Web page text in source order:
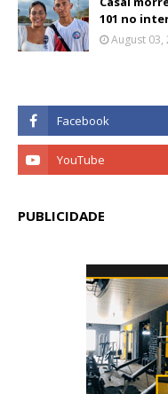
101 no
August 03,
PUBLICIDADE